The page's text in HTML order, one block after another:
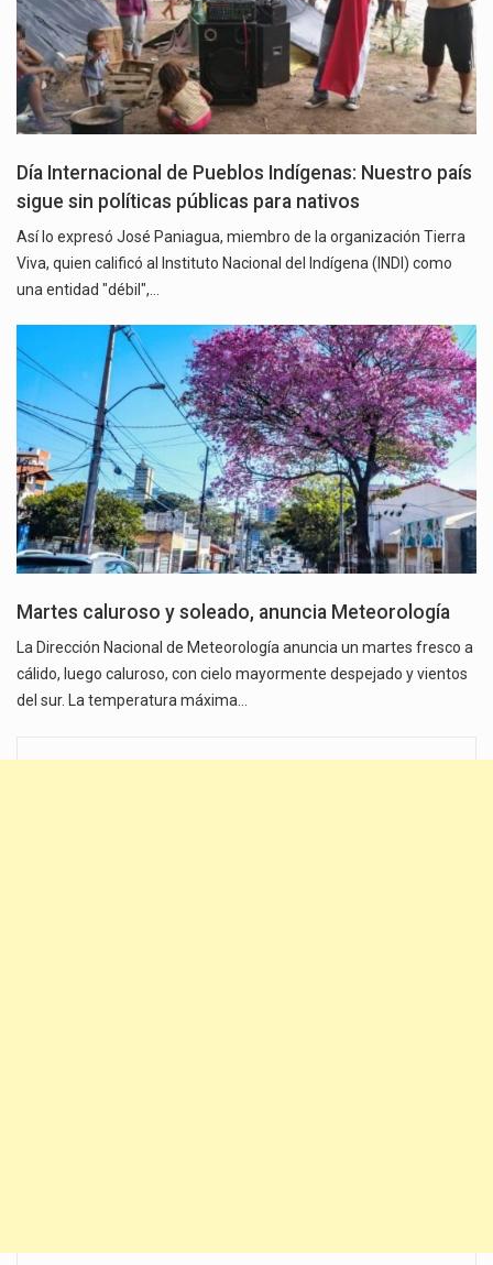
Día Internacional de Pueblos Indígenas: Nuestro país
sigue sin políticas públicas para nativos
Así lo expresó José Paniagua, miembro de la organización Tierra
Viva, quien calificó al Instituto Nacional del Indígena (INDI) como
una entidad "débil",…
Martes caluroso y soleado, anuncia Meteorología
La Dirección Nacional de Meteorología anuncia un martes fresco a
cálido, luego caluroso, con cielo mayormente despejado y vientos
del sur. La temperatura máxima…